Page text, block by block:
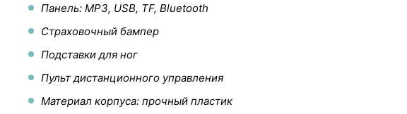
Панель: MP3, USB, TF, Bluetooth
Страховочный бампер
Подставки для ног
Пульт дистанционного управления
Материал корпуса: прочный пластик